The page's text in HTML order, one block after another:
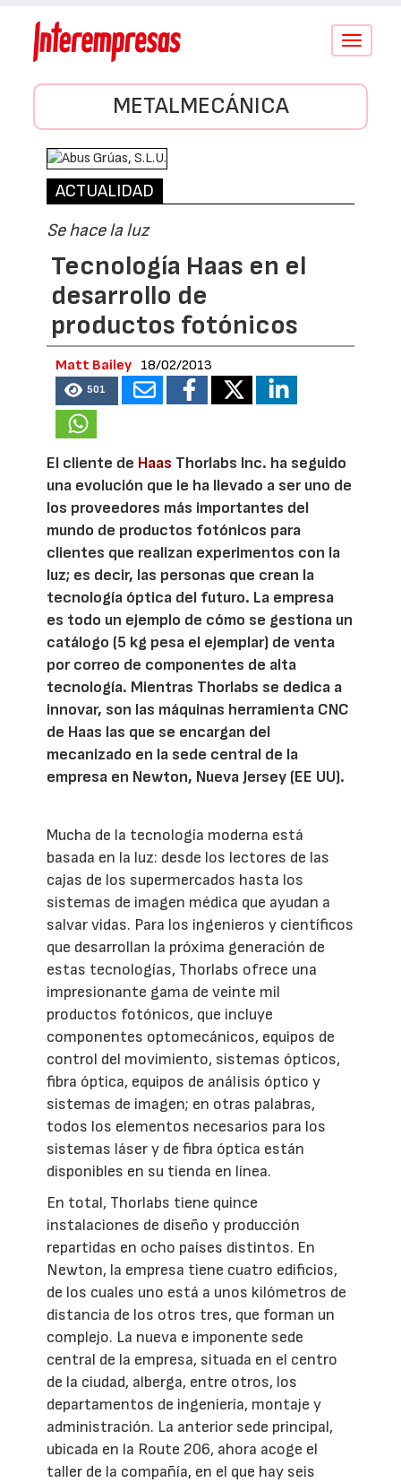
Conmutar
METALMECÁNICA
ACTUALIDAD
Se hace la luz
Tecnología Haas en el
desarrollo de
productos fotónicos
Matt Bailey 18/02/2013
501
El cliente de Haas Thorlabs Inc. ha seguido
una evolución que le ha llevado a ser uno de
los proveedores más importantes del
mundo de productos fotónicos para
clientes que realizan experimentos con la
luz; es decir, las personas que crean la
tecnología óptica del futuro. La empresa
es todo un ejemplo de cómo se gestiona un
catálogo (5 kg pesa el ejemplar) de venta
por correo de componentes de alta
tecnología. Mientras Thorlabs se dedica a
innovar, son las máquinas herramienta CNC
de Haas las que se encargan del
mecanizado en la sede central de la
empresa en Newton, Nueva Jersey (EE UU).
Mucha de la tecnología moderna está
basada en la luz: desde los lectores de las
cajas de los supermercados hasta los
sistemas de imagen médica que ayudan a
salvar vidas. Para los ingenieros y científicos
que desarrollan la próxima generación de
estas tecnologías, Thorlabs ofrece una
impresionante gama de veinte mil
productos fotónicos, que incluye
componentes optomecánicos, equipos de
control del movimiento, sistemas ópticos,
fibra óptica, equipos de análisis óptico y
sistemas de imagen; en otras palabras,
todos los elementos necesarios para los
sistemas láser y de fibra óptica están
disponibles en su tienda en línea.
En total, Thorlabs tiene quince
instalaciones de diseño y producción
repartidas en ocho países distintos. En
Newton, la empresa tiene cuatro edificios,
de los cuales uno está a unos kilómetros de
distancia de los otros tres, que forman un
complejo. La nueva e imponente sede
central de la empresa, situada en el centro
de la ciudad, alberga, entre otros, los
departamentos de ingeniería, montaje y
administración. La anterior sede principal,
ubicada en la Route 206, ahora acoge el
taller de la compañía, en el que hay seis